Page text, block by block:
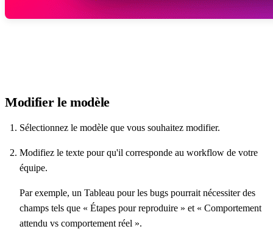
Modifier le modèle
Sélectionnez le modèle que vous souhaitez modifier.
Modifiez le texte pour qu'il corresponde au workflow de votre
équipe.
Par exemple, un Tableau pour les bugs pourrait nécessiter des
champs tels que « Étapes pour reproduire » et « Comportement
attendu vs comportement réel ».